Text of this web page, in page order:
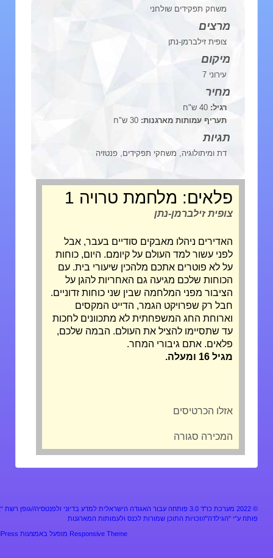
משחק תפקידים שולחני
מרצים
צופית זילברמן-נתן
תעריף עמותות מארגנות:30 ש"ח
דת ומיתולוגיה, משחקי תפקידים, פנטזיה
פלאים: מלחמת טרויה 1
צופית זילברמן-נתן
האדירים ניהלו מאבקים סודיים בעבר, אבל
לפני עשור למד העולם על קיומם. היום, כוחות
על לא פוטרים אתכם מלהכין שיעורי בית. עם
הכוחות שלכם מגיעה גם האחריות להגן על
הציבור מפני המלחמה שבין שני כוחות זדוניים.
חבל רק שפרויקט הגמר, הדייט המקסים
וארוחת החג המשפחתית לא מתכוונים לחכות
עד שתסיימו להציל את העולם. הבמה שלכם,
פלאים. אתם גיבורי המחר.
אזלו הכרטיסים
המכירה סגורה
מערכת כו"ד 3.0 פותחה עבור האגודה הישראלית למדע בדיוני ולפנטסיה//גופן רשת “אלף”
"הגילדה"//זכויות התוכן שמורות לכנס ולעמותות המארגנות
Responsive Themeמופעל באמצעות WordPress